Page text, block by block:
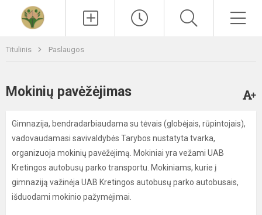
Titulinis Paslaugos
Mokinių pavėžėjimas
Gimnazija, bendradarbiaudama su tėvais (globėjais, rūpintojais),
vadovaudamasi savivaldybės Tarybos nustatyta tvarka,
organizuoja mokinių pavėžėjimą. Mokiniai yra vežami UAB
Kretingos autobusų parko transportu. Mokiniams, kurie į
gimnaziją važinėja UAB Kretingos autobusų parko autobusais,
išduodami mokinio pažymėjimai.